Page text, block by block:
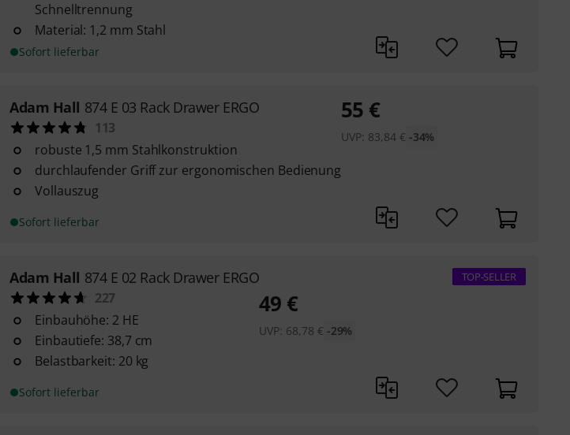
Schnelltrennung
Material: 1,2 mm Stahl
Sofort lieferbar
Adam Hall 874 E 03 Rack Drawer ERGO
113
robuste 1,5 mm Stahlkonstruktion
durchlaufender Griff zur ergonomischen Bedienung
Vollauszug
Sofort lieferbar
55 €
UVP: 83,84 € -34%
Adam Hall 874 E 02 Rack Drawer ERGO
227
Einbauhöhe: 2 HE
Einbautiefe: 38,7 cm
Belastbarkeit: 20 kg
Sofort lieferbar
TOP-SELLER
49 €
UVP: 68,78 € -29%